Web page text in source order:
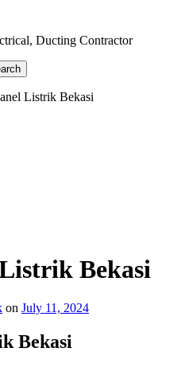
Ducting Contractor
Listrik Bekasi
Bekasi
on July 11, 2024
Bekasi